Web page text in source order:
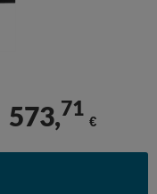
573,71
€